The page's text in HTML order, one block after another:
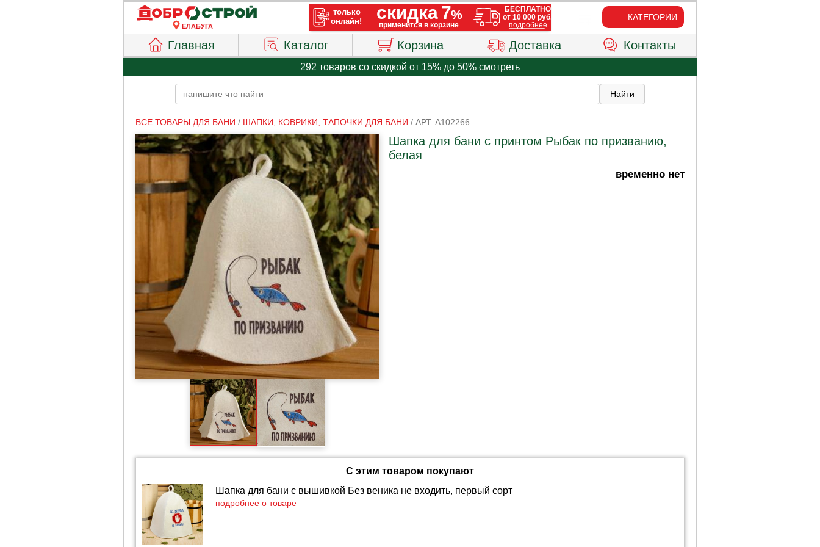
ЕЛАБУГА
КАТЕГОРИИ
Главная Каталог Корзина Доставка Контакты
292 товаров со скидкой от 15% до 50% смотреть
ВСЕ ТОВАРЫ ДЛЯ БАНИ / ШАПКИ, КОВРИКИ, ТАПОЧКИ ДЛЯ БАНИ / АРТ. A102266
Шапка для бани с принтом Рыбак по призванию,
белая
временно нет
С этим товаром покупают
Шапка для бани с вышивкой Без веника не входить, первый сорт
подробнее о товаре